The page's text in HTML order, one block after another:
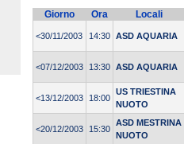
Giorno Ora Locali
<30/11/2003 14:30 ASD AQUARIA
<07/12/2003 13:30 ASD AQUARIA
<13/12/2003 18:00
US TRIESTINA
NUOTO
<20/12/2003 15:30
ASD MESTRINA
NUOTO